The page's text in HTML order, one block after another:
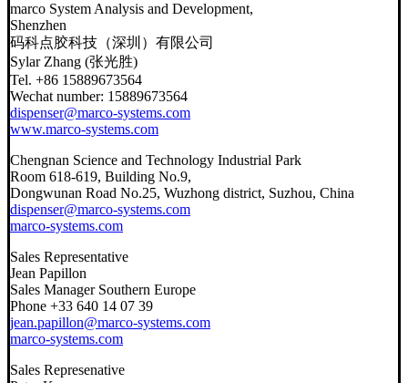
marco System Analysis and Development,
Shenzhen
码科点胶科技（深圳）有限公司
Sylar Zhang (张光胜)
Tel. +86 15889673564
Wechat number: 15889673564
dispenser@marco-systems.com
www.marco-systems.com
Chengnan Science and Technology Industrial Park
Room 618-619, Building No.9,
Dongwunan Road No.25, Wuzhong district, Suzhou, China
dispenser@marco-systems.com
marco-systems.com
Sales Representative
Jean Papillon
Sales Manager Southern Europe
Phone +33 640 14 07 39
jean.papillon@marco-systems.com
marco-systems.com
Sales Represenative